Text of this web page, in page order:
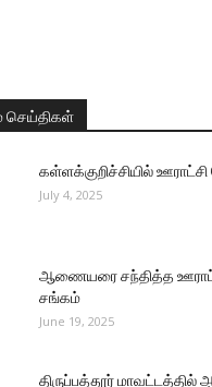
கள்ளக்குறிச்சியில்
July 4, 2025
ஆணையரை சந்தித்த
சங்கம்
June 19, 2025
திருப்பத்தூர் மாவட்டத்தில்